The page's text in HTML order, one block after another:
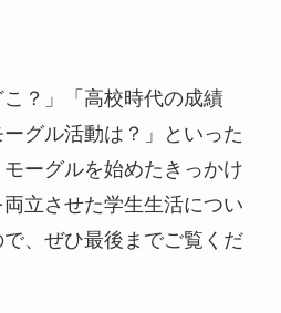
こ？」「高校時代の成績
グル活動は？」といった
ーグルを始めたきっかけ
立させた学生生活につい
、ぜひ最後までご覧くだ